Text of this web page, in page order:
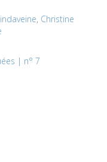
, Christine
| n° 7